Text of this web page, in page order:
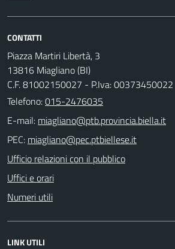
CONTATTI
Piazza Martiri Libertà, 3
13816 Miagliano (BI)
C.F. 81002150027 - P.Iva: 00373450022
Telefono:015-2476035
E-mail:
PEC:
Ufficio relazioni con il pubblico
Uffici e orari
Numeri utili
LINK UTILI